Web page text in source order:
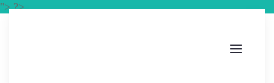
"> ?>